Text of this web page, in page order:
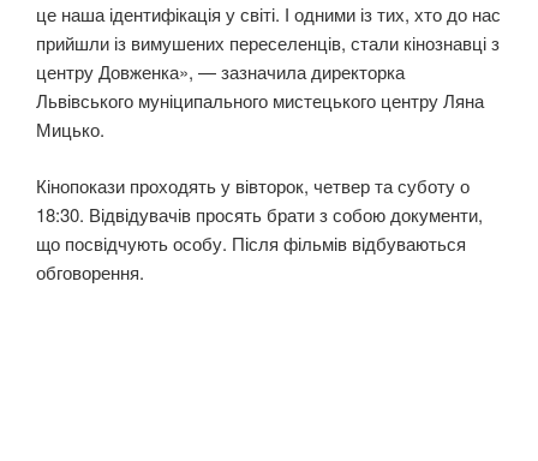
це наша ідентифікація у світі. І одними із тих, хто до нас
прийшли із вимушених переселенців, стали кінознавці з
центру Довженка», — зазначила директорка
Львівського муніципального мистецького центру Ляна
Мицько.
Кінопокази проходять у вівторок, четвер та суботу о
18:30. Відвідувачів просять брати з собою документи,
що посвідчують особу. Після фільмів відбуваються
обговорення.